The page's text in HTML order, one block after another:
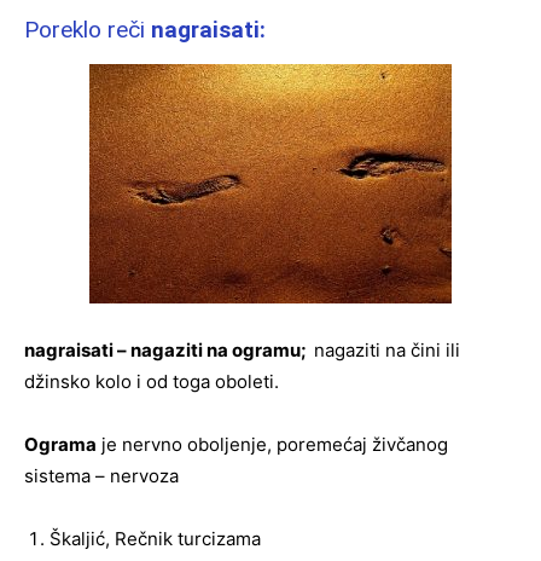
Poreklo reči nagraisati:
nagraisati – nagaziti na ogramu; nagaziti na čini ili
džinsko kolo i od toga oboleti.
Ograma je nervno oboljenje, poremećaj živčanog
sistema – nervoza
Škaljić, Rečnik turcizama